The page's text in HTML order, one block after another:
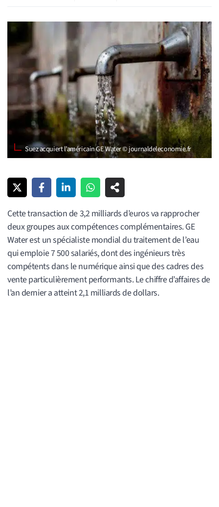
Suez acquiert l’américain GE Water © journaldeleconomie.fr
Cette transaction de 3,2 milliards d’euros va rapprocher
deux groupes aux compétences complémentaires. GE
Water est un spécialiste mondial du traitement de l’eau
qui emploie 7 500 salariés, dont des ingénieurs très
compétents dans le numérique ainsi que des cadres des
vente particulièrement performants. Le chiffre d’affaires de
l’an dernier a atteint 2,1 milliards de dollars.